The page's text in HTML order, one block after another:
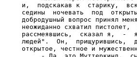
и,  подскакав к  старику,
седины  ночевать  под
добродушный вопрос принял
неожиданно схватил
рассмеявшись,  сказал я,  -  я
людей".  Он,  прищурившись,
открытое, честное и